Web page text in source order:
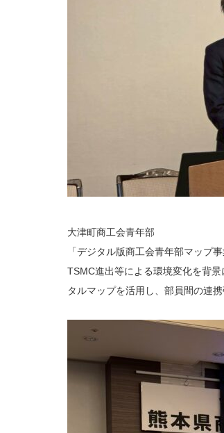
大津町商工会青年部
「デジタル版商工会青年部マップ事
TSMC進出等による環境変化を背
タルマップを活用し、部員間の連